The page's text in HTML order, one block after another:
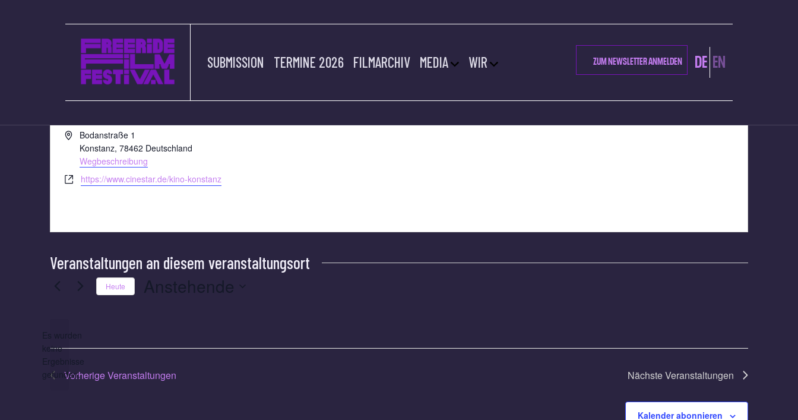
SUBMISSION TERMINE 2026 FILMARCHIV MEDIA WIR ZUM NEWSLETTER ANMELDEN DE EN
CINESTAR KONSTANZ
AdresseBodanstraße 1
Konstanz, 78462 Deutschland
Wegbeschreibung
Webseitehttps://www.cinestar.de/kino-konstanz
Veranstaltungen an diesem veranstaltungsort
Hinweis
Es wurden
keine
Ergebnisse
gefunden.
Heute Anstehende
VorherigeVeranstaltungen NächsteVeranstaltungen
Kalender abonnieren